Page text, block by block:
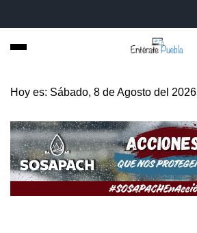
Hoy es: Sábado, 8 de Agosto del 2026